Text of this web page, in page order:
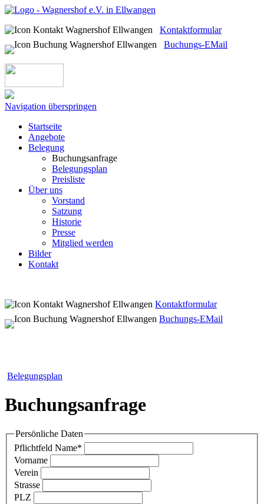
Kontaktformular
Buchungs-EMail
Navigation überspringen
Startseite
Angebote
Belegung
Buchungsanfrage
Belegungsplan
Preisliste
Über uns
Vorstand
Satzung
Historie
Presse
Mitglied werden
Bilder
Kontakt
Kontaktformular
Buchungs-EMail
Belegungsplan
Buchungsanfrage
Persönliche Daten
Pflichtfeld Name*
Vorname
Verein
Strasse
PLZ